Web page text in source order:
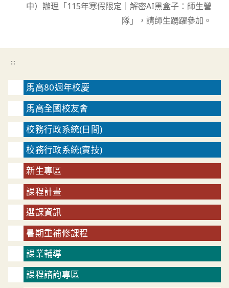
中）辦理「115年寒假限定｜解密AI黑盒子：師生營
隊」，請師生踴躍參加。
:::
馬高80週年校慶
馬高全國校友會
校務行政系統(日間)
校務行政系統(實技)
新生專區
課程計畫
選課資訊
暑期重補修課程
課業輔導
課程諮詢專區